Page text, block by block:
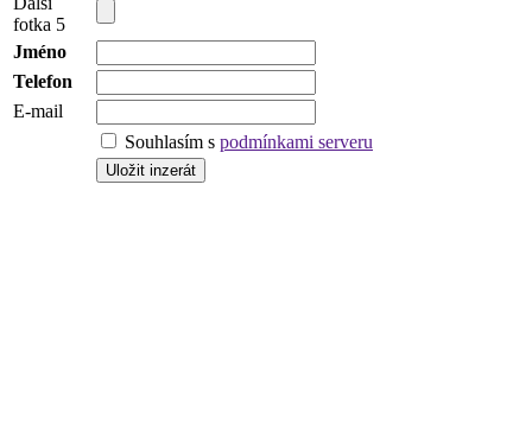
fotka 5
Jméno
Telefon
E-mail
Souhlasím s podmínkami serveru